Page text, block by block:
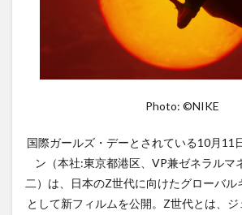
ンフ
開。
人間
の不
完全
定す
Photo: ©︎NIKE
国際ガールズ・デーとされている10月11
ン（本社:東京都港区、VP兼ゼネラルマ
二）は、日本のZ世代に向けたグローバル
として新フィルムを公開。Z世代とは、